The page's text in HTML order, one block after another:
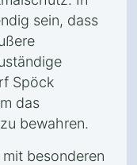
sein, dass
Spöck
das
bewahren.
besonderen